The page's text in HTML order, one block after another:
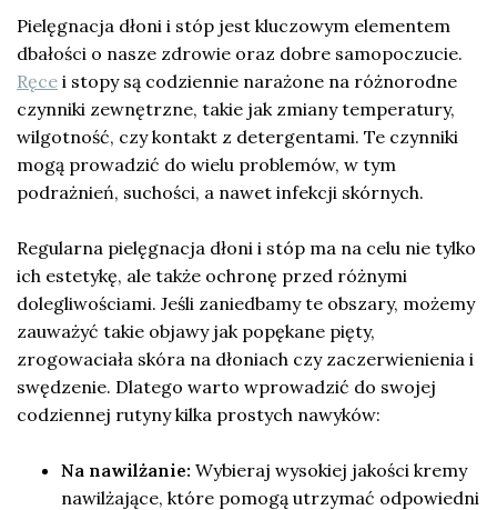
Pielęgnacja dłoni i stóp jest kluczowym elementem
dbałości o nasze zdrowie oraz dobre samopoczucie.
Ręce i stopy są codziennie narażone na różnorodne
czynniki zewnętrzne, takie jak zmiany temperatury,
wilgotność, czy kontakt z detergentami. Te czynniki
mogą prowadzić do wielu problemów, w tym
podrażnień, suchości, a nawet infekcji skórnych.
Regularna pielęgnacja dłoni i stóp ma na celu nie tylko
ich estetykę, ale także ochronę przed różnymi
dolegliwościami. Jeśli zaniedbamy te obszary, możemy
zauważyć takie objawy jak popękane pięty,
zrogowaciała skóra na dłoniach czy zaczerwienienia i
swędzenie. Dlatego warto wprowadzić do swojej
codziennej rutyny kilka prostych nawyków:
Na nawilżanie: Wybieraj wysokiej jakości kremy
nawilżające, które pomogą utrzymać odpowiedni